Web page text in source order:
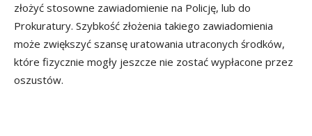
złożyć stosowne zawiadomienie na Policję, lub do
Prokuratury. Szybkość złożenia takiego zawiadomienia
może zwiększyć szansę uratowania utraconych środków,
które fizycznie mogły jeszcze nie zostać wypłacone przez
oszustów.